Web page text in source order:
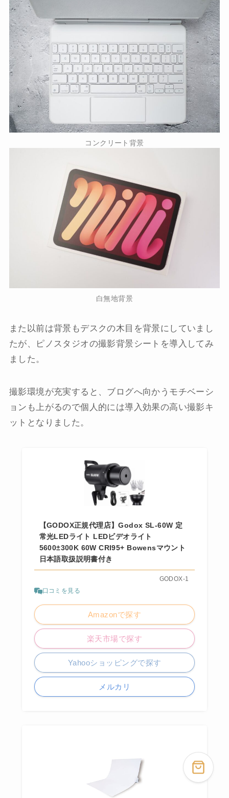
コンクリート背景
白無地背景
また以前は背景もデスクの木目を背景にしていまし
たが、ピノスタジオの撮影背景シートを導入してみ
ました。
撮影環境が充実すると、ブログへ向かうモチベーシ
ョンも上がるので個人的には導入効果の高い撮影キ
ットとなりました。
【GODOX正規代理店】Godox SL-60W 定
常光LEDライト LEDビデオライト
5600±300K 60W CRI95+ Bowensマウント
日本語取扱説明書付き
GODOX-1
口コミを見る
Amazonで探す
楽天市場で探す
Yahooショッピングで探す
メルカリ